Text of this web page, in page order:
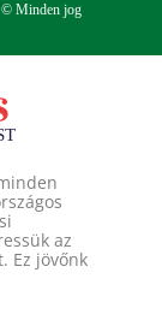
© Minden jog
az
Ez jövőnk